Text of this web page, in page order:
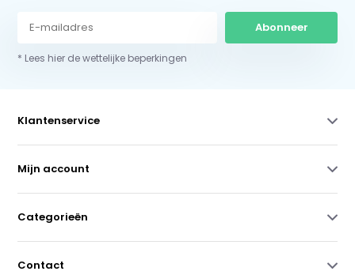
Abonneer
* Lees hier de wettelijke beperkingen
Klantenservice
Mijn account
Categorieën
Contact